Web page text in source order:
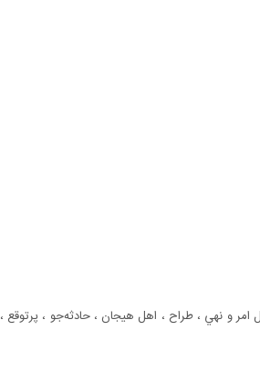
و نهي ، طراح ، اهل هيجان ، حادثه‌جو ، پرتوقع ،